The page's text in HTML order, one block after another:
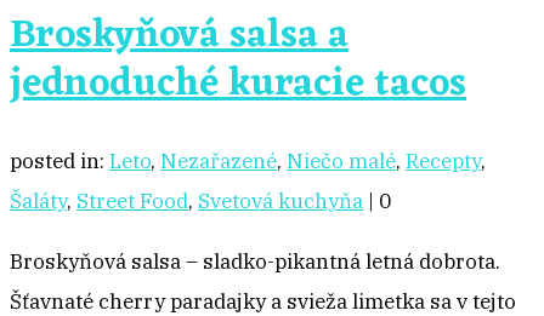
Broskyňová salsa a
jednoduché kuracie tacos
posted in: Leto, Nezařazené, Niečo malé, Recepty,
Šaláty, Street Food, Svetová kuchyňa | 0
Broskyňová salsa – sladko-pikantná letná dobrota.
Šťavnaté cherry paradajky a svieža limetka sa v tejto